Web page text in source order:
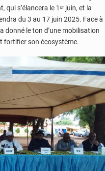
s’élancera le 1ᵉʳ juin, et la
du 3 au 17 juin 2025. Face à
donné le ton d’une mobilisation
fortifier son écosystème.